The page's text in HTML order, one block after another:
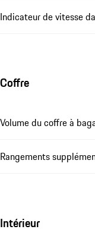
Indicateur de vitesse
Coffre
Volume du coffre à
Rangements
Intérieur